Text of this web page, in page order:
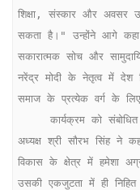
शिक्षा, संस्कार और अवसर
सकता है।" ​उन्होंने आगे
सकारात्मक सोच और
नरेंद्र मोदी के नेतृत्व में देश
समाज के प्रत्येक वर्ग के लिए
     कार्यक्रम को संबोधित करते हुए छत्तीसगढ़ खनिज विकास निगम के
अध्यक्ष श्री सौरभ सिंह ने
विकास के क्षेत्र में हमेशा
उसकी एकजुटता में ही